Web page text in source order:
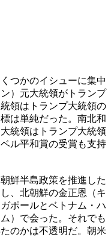
つかのイシューに集中
）元大統領がトランプ
領はトランプ大統領の
は単純だった。南北和
統領はトランプ大統領
ル平和賞の受賞も支持
鮮半島政策を推進した
、北朝鮮の金正恩（キ
ポールとベトナム・ハ
）で会った。それでも
のかは不透明だ。朝米